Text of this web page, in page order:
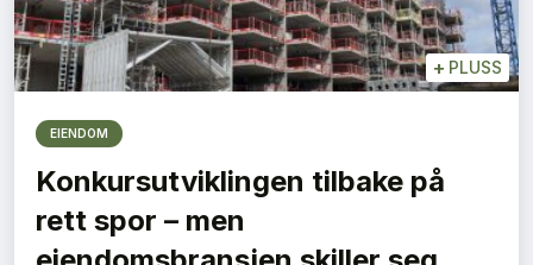
+ PLUSS
EIENDOM
Konkursutviklingen tilbake på
rett spor – men